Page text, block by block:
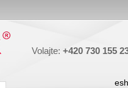
Volajte: +420 730 155